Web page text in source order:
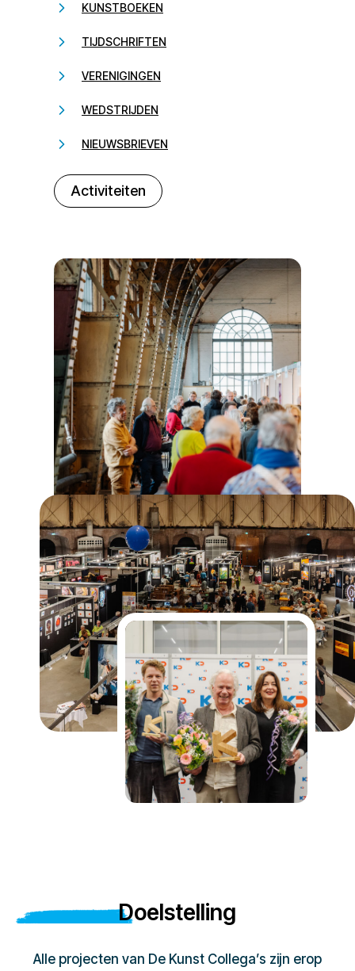
KUNSTBOEKEN
TIJDSCHRIFTEN
VERENIGINGEN
WEDSTRIJDEN
NIEUWSBRIEVEN
Activiteiten
232323
Doelstelling
Alle projecten van De Kunst Collega’s zijn erop